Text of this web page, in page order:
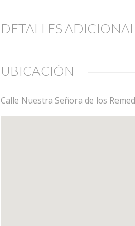
DETALLES
UBICACIÓN
Calle Nuestra Señora de los